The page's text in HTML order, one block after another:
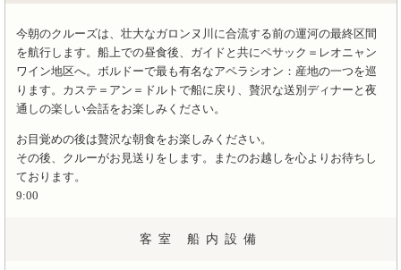
今朝のクルーズは、壮大なガロンヌ川 に合流する前の運河の最終区間
を航行します。船上での昼食後、ガイドと共にペサック＝レオニャン
ワイン地区へ。ボルドーで最も有名なアペラシオン：産地の一つを巡
ります。カステ＝アン＝ドルトで船に戻り、贅沢な送別ディナーと夜
通しの楽しい会話をお楽しみください。
お目覚めの後は贅沢な朝食をお楽しみください。
その後、クルーがお見送りをします。またのお越しを心よりお待ちし
ております。
9:00
客室 船内設備